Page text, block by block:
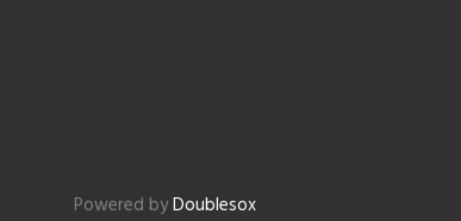
Powered byDoublesox